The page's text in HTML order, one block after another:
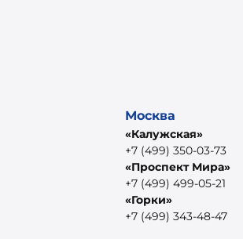
Москва
«Калужская»
+7 (499) 350-03-73
«Проспект Мира»
+7 (499) 499-05-21
«Горки»
+7 (499) 343-48-47